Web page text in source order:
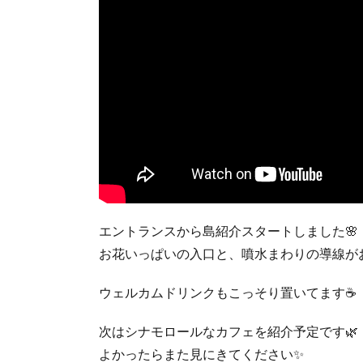
エントランスから島紹介スタートしました🌸
お花いっぱいの入口と、噴水まわりの導線
ウェルカムドリンクもこっそり置いてます☕
次はシナモロールなカフェを紹介予定です🌿
よかったらまた見にきてください✨